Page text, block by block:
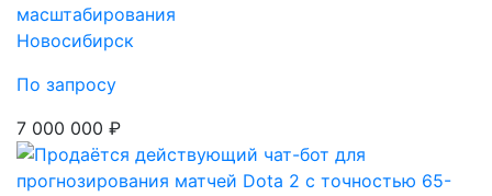
масштабирования
Новосибирск
По запросу
7 000 000 ₽